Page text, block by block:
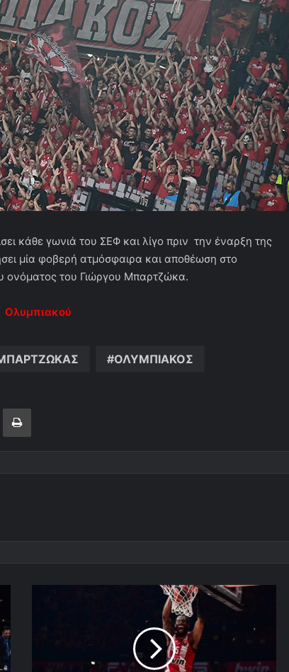
κάθε γωνιά του ΣΕΦ και λίγο πριν την έναρξη της
μία φοβερή ατμόσφαιρα και αποθέωση στο
ονόματος του Γιώργου Μπαρτζώκα.
Ολυμπιακού
ΟΛΥΜΠΙΑΚΟΣ
Κοινοποίηση μέσω ηλεκτρονικού ταχυδρομείουΕκτύπωση